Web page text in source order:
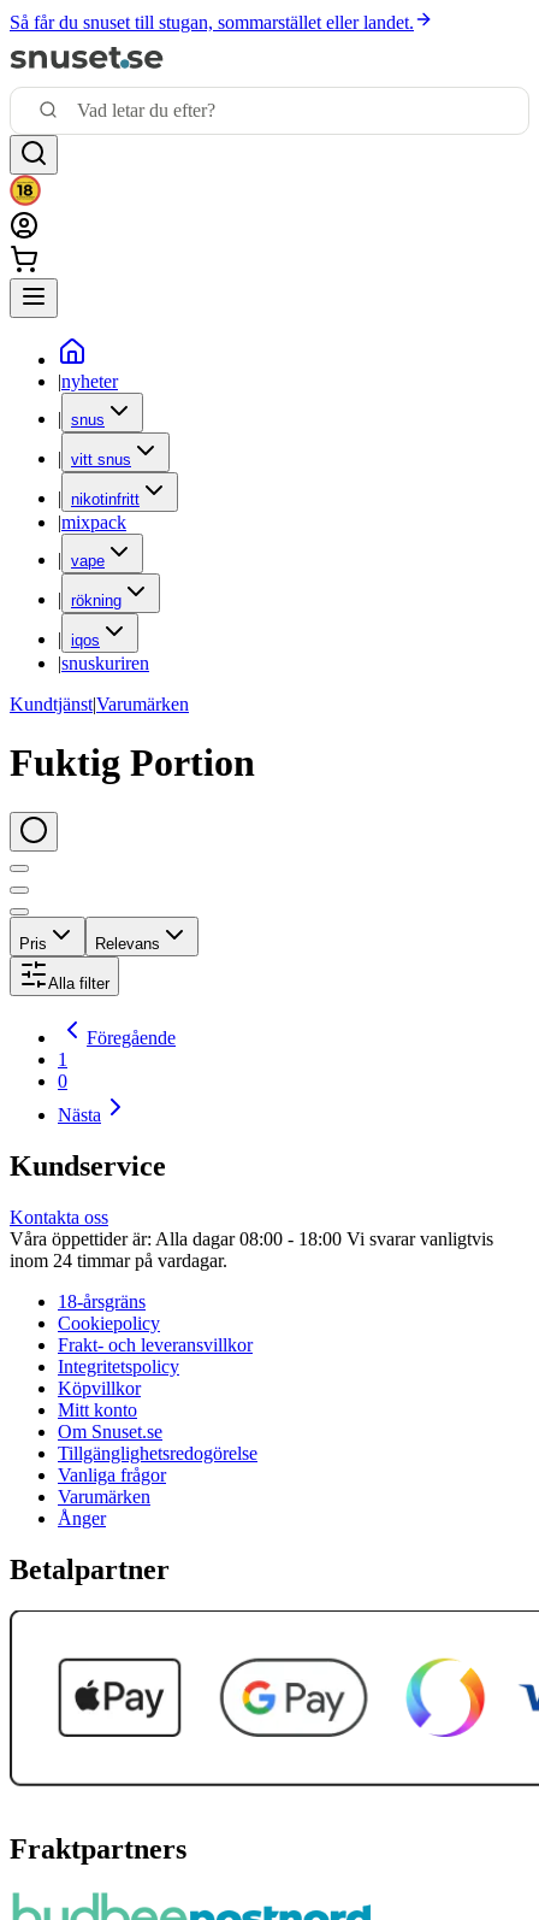
Så får du snuset till stugan, sommarstället eller landet.
|nyheter
| snus
| vitt snus
| nikotinfritt
|mixpack
| vape
| rökning
| iqos
|snuskuriren
Kundtjänst|Varumärken
Fuktig Portion
Pris Relevans
Alla filter
Föregående
1
0
Nästa
Kundservice
Kontakta oss
Våra öppettider är: Alla dagar 08:00 - 18:00 Vi svarar vanligtvis
inom 24 timmar på vardagar.
18-årsgräns
Cookiepolicy
Frakt- och leveransvillkor
Integritetspolicy
Köpvillkor
Mitt konto
Om Snuset.se
Tillgänglighetsredogörelse
Vanliga frågor
Varumärken
Ånger
Betalpartner
Fraktpartners